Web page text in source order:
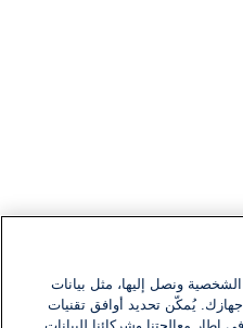
الشخصية ونصل إليها، مثل بيانات
يُمكّن تحديد أوافق تقنيات